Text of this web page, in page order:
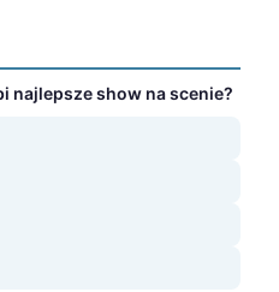
najlepsze show na scenie?